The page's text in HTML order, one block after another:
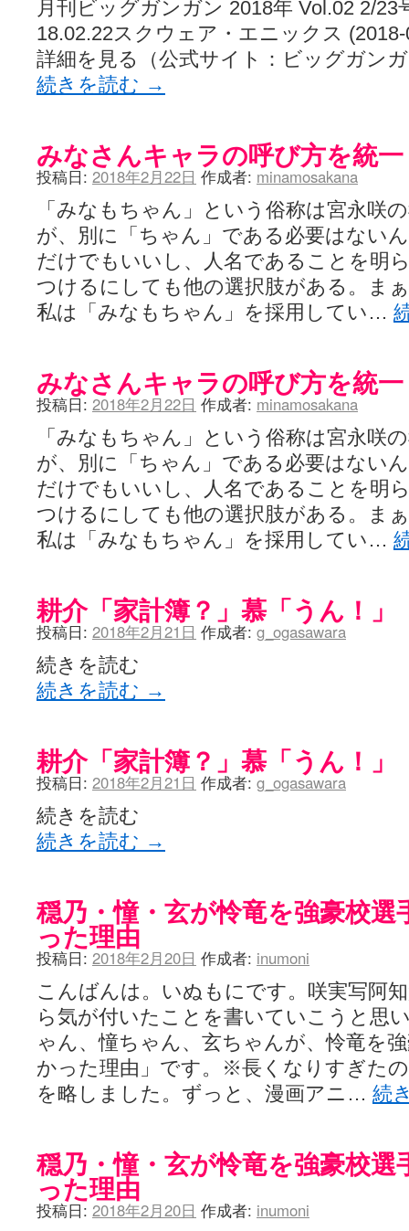
月刊ビッグガンガン 2018年 Vol.02 2/23
18.02.22スクウェア・エニックス
詳細を見る（公式サイト：ビッグガン
続きを読む →
みなさんキャラの呼び方を統
投稿日: 2018年2月22日 作成者: minamosakana
「みなもちゃん」という俗称は宮永咲
が、別に「ちゃん」である必要はない
だけでもいいし、人名であることを明
つけるにしても他の選択肢がある。ま
私は「みなもちゃん」を採用してい…
みなさんキャラの呼び方を統
投稿日: 2018年2月22日 作成者: minamosakana
「みなもちゃん」という俗称は宮永咲
が、別に「ちゃん」である必要はない
だけでもいいし、人名であることを明
つけるにしても他の選択肢がある。ま
私は「みなもちゃん」を採用してい…
耕介「家計簿？」慕「うん！」
投稿日: 2018年2月21日 作成者: g_ogasawara
続きを読む
続きを読む →
耕介「家計簿？」慕「うん！」
投稿日: 2018年2月21日 作成者: g_ogasawara
続きを読む
続きを読む →
穏乃・憧・玄が怜竜を強豪校
った理由
投稿日: 2018年2月20日 作成者: inumoni
こんばんは。いぬもにです。咲実写阿
ら気が付いたことを書いていこうと思
ゃん、憧ちゃん、玄ちゃんが、怜竜を
かった理由」です。※長くなりすぎた
を略しました。ずっと、漫画アニ… 続
穏乃・憧・玄が怜竜を強豪校
った理由
投稿日: 2018年2月20日 作成者: inumoni